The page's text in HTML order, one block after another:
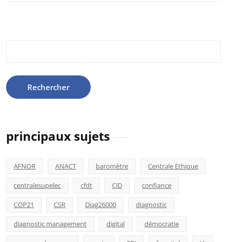
principaux sujets
AFNOR ANACT baromètre Centrale Ethique
centralesupelec cfdt CJD confiance
COP21 CSR Diag26000 diagnostic
diagnostic management digital démocratie